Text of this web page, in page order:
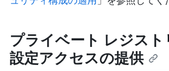
プライベート レジス
設定アクセスの提供